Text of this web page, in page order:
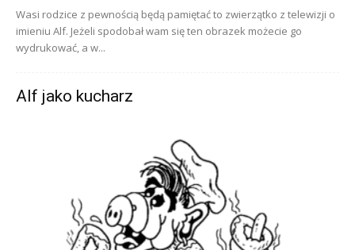
Wasi rodzice z pewnością będą pamiętać to zwierzątko z telewizji o
imieniu Alf. Jeżeli spodobał wam się ten obrazek możecie go
wydrukować, a w...
Alf jako kucharz